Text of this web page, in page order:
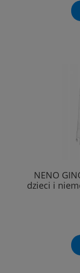
NENO
dzieci i